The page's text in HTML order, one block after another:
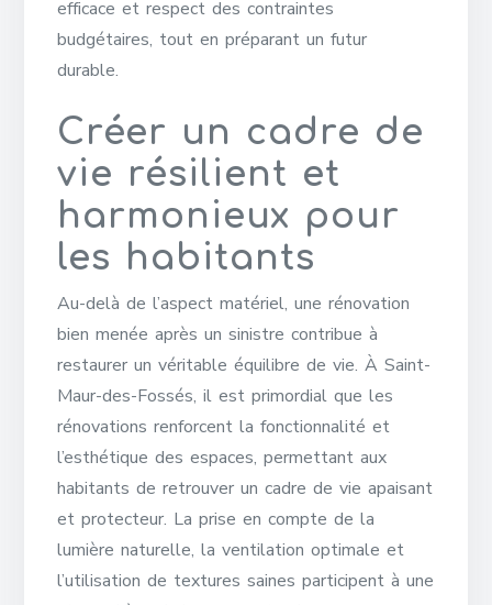
efficace et respect des contraintes
budgétaires, tout en préparant un futur
durable.
Créer un cadre de
vie résilient et
harmonieux pour
les habitants
Au-delà de l’aspect matériel, une rénovation
bien menée après un sinistre contribue à
restaurer un véritable équilibre de vie. À Saint-
Maur-des-Fossés, il est primordial que les
rénovations renforcent la fonctionnalité et
l’esthétique des espaces, permettant aux
habitants de retrouver un cadre de vie apaisant
et protecteur. La prise en compte de la
lumière naturelle, la ventilation optimale et
l’utilisation de textures saines participent à une